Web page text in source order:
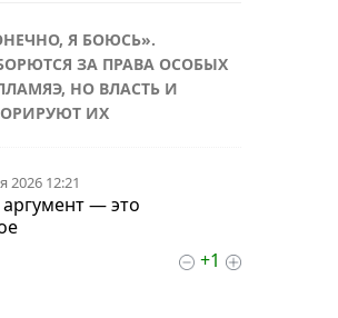
Я БОЮСЬ».
ЗА ПРАВА ОСОБЫХ
НО ВЛАСТЬ И
ИХ
2026 12:21
— это
+1